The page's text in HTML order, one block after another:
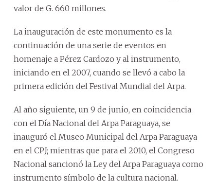
valor de G. 660 millones.
La inauguración de este monumento es la
continuación de una serie de eventos en
homenaje a Pérez Cardozo y al instrumento,
iniciando en el 2007, cuando se llevó a cabo la
primera edición del Festival Mundial del Arpa.
Al año siguiente, un 9 de junio, en coincidencia
con el Día Nacional del Arpa Paraguaya, se
inauguró el Museo Municipal del Arpa Paraguaya
en el CPJ; mientras que para el 2010, el Congreso
Nacional sancionó la Ley del Arpa Paraguaya como
instrumento símbolo de la cultura nacional.